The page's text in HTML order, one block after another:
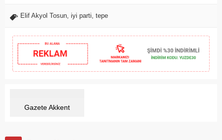
Elif Akyol Tosun iyi parti tepe
Gazete Akkent